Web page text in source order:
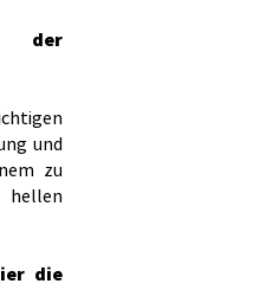
der
und
zu
die